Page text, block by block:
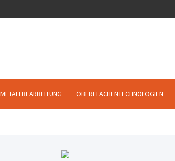
METALLBEARBEITUNG OBERFLÄCHENTECHNOLOGIEN